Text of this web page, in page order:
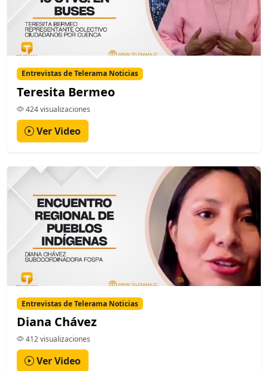
Entrevistas de Telerama Noticias
Teresita Bermeo
424 visualizaciones
Ver Video
Entrevistas de Telerama Noticias
Diana Chávez
412 visualizaciones
Ver Video